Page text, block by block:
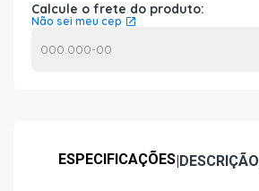
Calcule o frete do produto:
Não sei meu cep
ESPECIFICAÇÕES|DESCRIÇÃO